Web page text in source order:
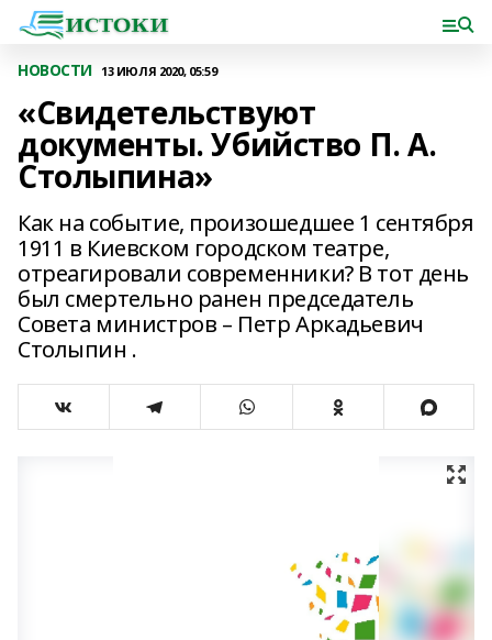
НОВОСТИ 13 ИЮЛЯ 2020, 05:59
«Свидетельствуют
документы. Убийство П. А.
Столыпина»
Как на событие, произошедшее 1 сентября
1911 в Киевском городском театре,
отреагировали современники? В тот день
был смертельно ранен председатель
Совета министров – Петр Аркадьевич
Столыпин .